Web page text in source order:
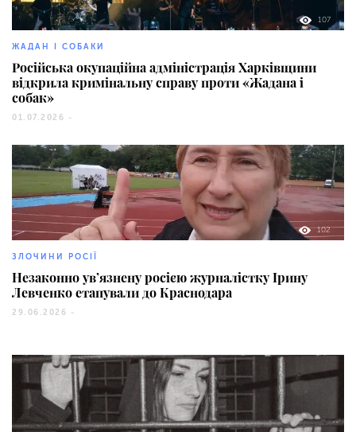
107
ЖАДАН І СОБАКИ
Російська окупаційна адміністрація Харківщини
відкрила кримінальну справу проти «Жадана і
собак»
01.07.2026 -
102
ЗЛОЧИНИ РОСІЇ
Незаконно ув’язнену росією журналістку Ірину
Левченко етапували до Краснодара
29.06.2026 -